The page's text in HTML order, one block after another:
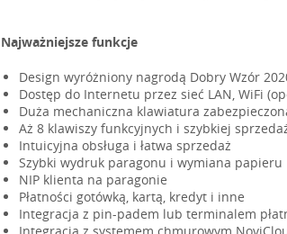
Najważniejsze funkcje
Design wyróżniony nagrodą Dobry Wzór
Dostęp do Internetu przez sieć LAN, WiFi
Duża mechaniczna klawiatura
Aż 8 klawiszy funkcyjnych i szybkiej
Intuicyjna obsługa i łatwa sprzedaż
Szybki wydruk paragonu i wymiana papieru
NIP klienta na paragonie
Płatności gotówką, kartą, kredyt i inne
Integracja z pin-padem lub terminalem